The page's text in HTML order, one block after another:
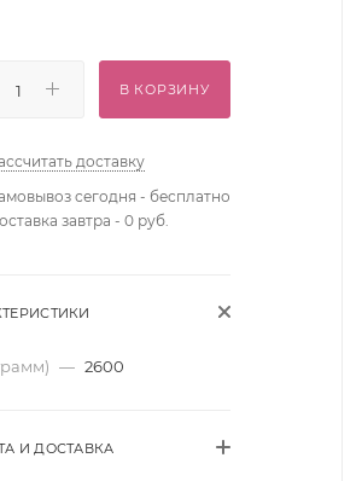
В КОРЗИНУ
доставку
сегодня - бесплатно
завтра - 0 руб.
— 2600
И ДОСТАВКА